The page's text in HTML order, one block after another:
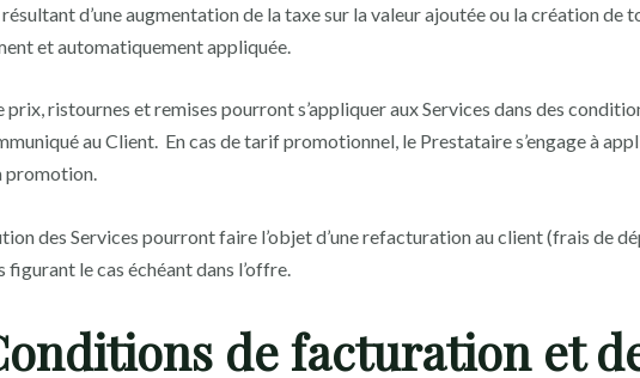
d’une augmentation de la taxe sur la valeur ajoutée ou la création de
et automatiquement appliquée.
ristournes et remises pourront s’appliquer aux Services dans des
au Client. En cas de tarif promotionnel, le Prestataire s’engage à
promotion.
des Services pourront faire l’objet d’une refacturation au client (frais de
figurant le cas échéant dans l’offre.
de facturation et